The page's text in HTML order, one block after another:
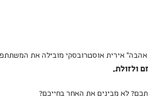
מבט של אהבה״ אירית אוסטרובסקי מובילה את
ולזולת.
לא מבינים את האחר בחייכם?